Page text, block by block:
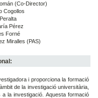
(Co-Director)
Cogollos
Pérez
Forné
Miralles (PAS)
i proporciona la formació
de la investigació universitària,
la investigació. Aquesta formació